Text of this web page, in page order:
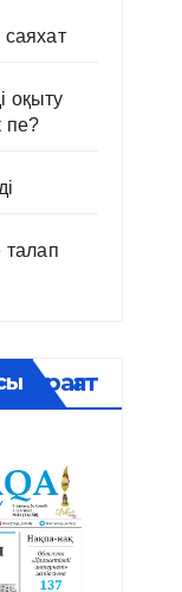
саяхат
оқыту
пе?
талап
Мұрағат